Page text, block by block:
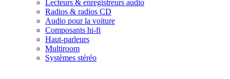
Lecteurs & enregistreurs audio
Radios & radios CD
Audio pour la voiture
Composants hi-fi
Haut-parleurs
Multiroom
Systèmes stéréo